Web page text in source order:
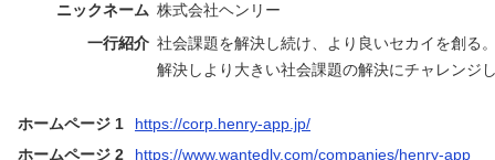
ニックネーム 株式会社ヘンリー
一行紹介 社会課題を解決し続け、より良いセカイを創る
解決しより大きい社会課題の解決にチャレンジ
ホームページ 1
https://corp.henry-app.jp/
ホームページ 2
https://www.wantedly.com/companies/henry-app